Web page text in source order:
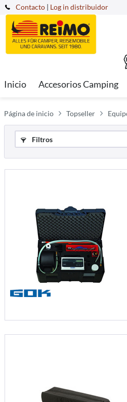
Contacto | Log in distribuidor
Inicio Accesorios Camping
Página de inicio Topseller
Filtros